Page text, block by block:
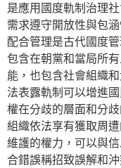
是應用國度軌制治理
需求遵守開放性與包
配合管理是古代國度
包含在朝黨和當局所
能，也包含社會組織
法表露軌制可以增進
權在分歧的層面和分
組織依法享有獲取周
維護的權力，可以與
合錯誤稱招致誤解和